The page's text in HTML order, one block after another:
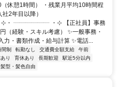
休憩1時間） ・残業月平均10時間程
2年目以降）
・ ┈┈┈┈┈┈ ・⊹ 【正社員】事務
（経験・スキル考慮） ✨一般事務・
・書類作成・給与計算 ✨電話...
間制 転勤なし 交通費全額支給
午前
り 育休あり 長期歓迎
駅近5分以内
髪型・髪色自由